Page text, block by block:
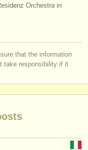
Orchestra in
that the information
take responsibility if it